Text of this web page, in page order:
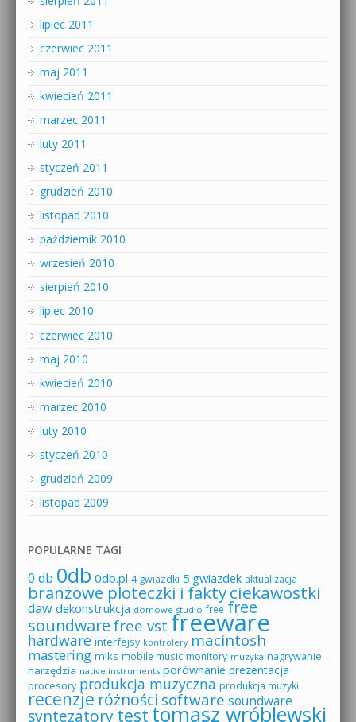
lipiec 2011
czerwiec 2011
maj 2011
kwiecień 2011
marzec 2011
luty 2011
styczeń 2011
grudzień 2010
listopad 2010
październik 2010
wrzesień 2010
sierpień 2010
lipiec 2010
czerwiec 2010
maj 2010
kwiecień 2010
marzec 2010
luty 2010
styczeń 2010
grudzień 2009
listopad 2009
POPULARNE TAGI
0 db 0db 0db.pl 4 gwiazdki 5 gwiazdek aktualizacja
branżowe ploteczki i faktyciekawostki
daw dekonstrukcja domowe studio free free
soundware free vst freeware
hardware interfejsy kontrolery macintosh
mastering miks mobile music monitory muzyka nagrywanie
narzędzia native instruments porównanie prezentacja
procesory produkcja muzyczna produkcja muzyki
recenzje różności software soundware
syntezatorytesttomasz wróblewski